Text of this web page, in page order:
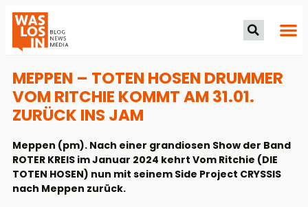
MEPPEN – TOTEN HOSEN DRUMMER
VOM RITCHIE KOMMT AM 31.01.
ZURÜCK INS JAM
Meppen (pm). Nach einer grandiosen Show der Band
ROTER KREIS im Januar 2024 kehrt Vom Ritchie (DIE
TOTEN HOSEN) nun mit seinem Side Project CRYSSIS
nach Meppen zurück.